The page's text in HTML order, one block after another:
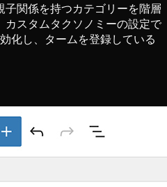
子関係を持つカテゴリーを階層
スタムタクソノミーの設定で
化し、タームを登録している